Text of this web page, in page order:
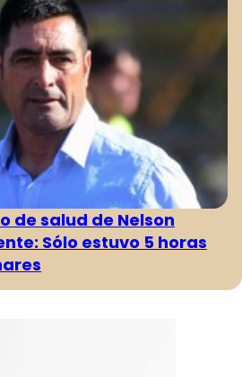
de salud de Nelson
Sólo estuvo 5 horas